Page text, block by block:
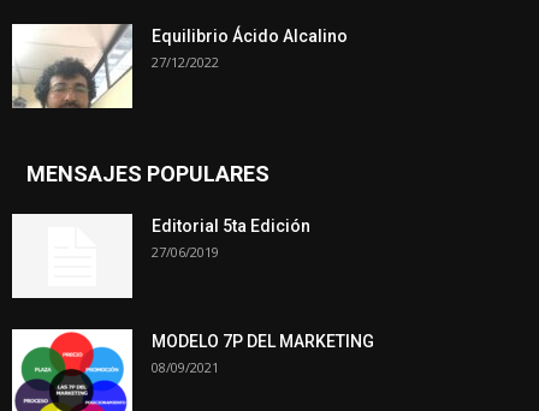
Equilibrio Ácido Alcalino
27/12/2022
MENSAJES POPULARES
Editorial 5ta Edición
27/06/2019
MODELO 7P DEL MARKETING
08/09/2021